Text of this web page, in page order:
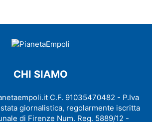
CHI SIAMO
C.F. 91035470482 - P.Iva
giornalistica, regolarmente iscritta
di Firenze Num. Reg. 5889/12 -